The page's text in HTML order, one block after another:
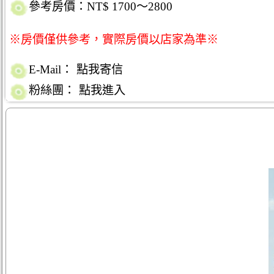
參考房價：NT$ 1700～2800
※房價僅供參考，實際房價以店家為準※
E-Mail：
點我寄信
粉絲團：
點我進入